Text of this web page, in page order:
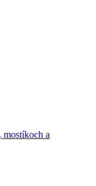
mostíkoch a